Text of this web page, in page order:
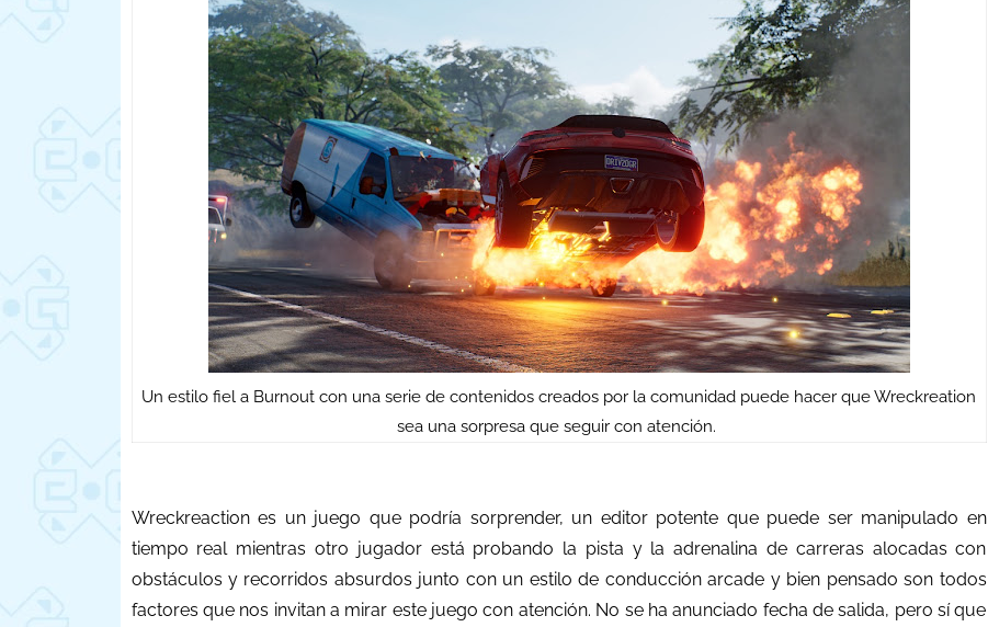
Un estilo fiel a Burnout con una serie de contenidos creados por la comunidad puede hacer que Wreckreation
sea una sorpresa que seguir con atención.
Wreckreaction es un juego que podría sorprender, un editor potente que puede ser manipulado en
tiempo real mientras otro jugador está probando la pista y la adrenalina de carreras alocadas con
obstáculos y recorridos absurdos junto con un estilo de conducción arcade y bien pensado son todos
factores que nos invitan a mirar este juego con atención. No se ha anunciado fecha de salida, pero sí que